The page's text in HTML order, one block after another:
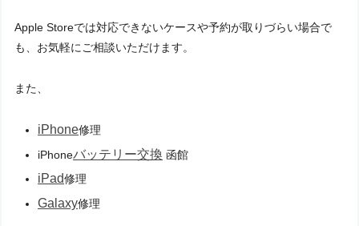
Apple Storeでは対応できないケースや予約が取りづらい場合で
も、お気軽にご相談いただけます。
また、
iPhone修理
iPhoneバッテリー交換 函館
iPad修理
Galaxy修理